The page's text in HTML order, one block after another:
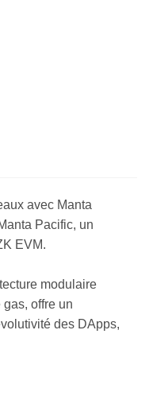
avec Manta
Pacific, un
EVM.
modulaire
offre un
des DApps,